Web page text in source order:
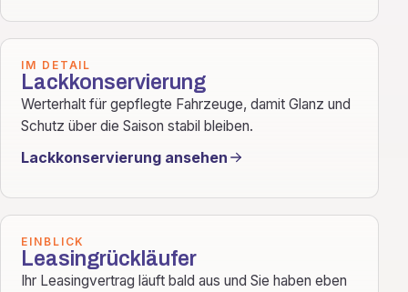
IM DETAIL
Lackkonservierung
Werterhalt für gepflegte Fahrzeuge, damit Glanz und
Schutz über die Saison stabil bleiben.
Lackkonservierung ansehen
EINBLICK
Leasingrückläufer
Ihr Leasingvertrag läuft bald aus und Sie haben eben